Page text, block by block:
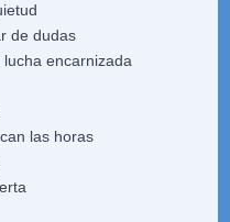
de dudas
encarnizada
las horas